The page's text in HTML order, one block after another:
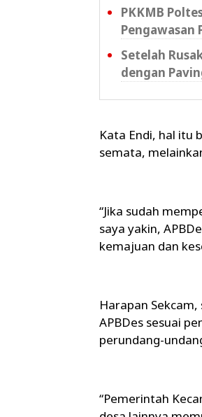
PKKMB
Setelah
dengan
Kata Endi, hal itu
semata,
“Jika sudah
saya yakin,
kemajuan dan
Harapan
APBDes sesuai
perundang-
“Pemerintah